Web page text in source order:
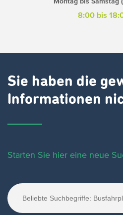
8:00 bis
Sie haben die
Informationen
Starten Sie hier eine neue